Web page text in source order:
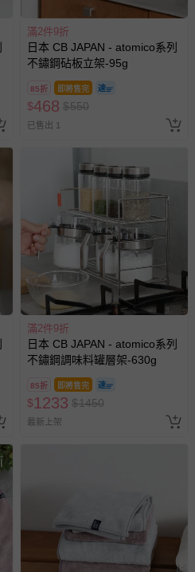
滿2件9折
日本 CB JAPAN - atomico系列
不鏽鋼砧板立架-95g
85折 即將售完
$468 $550
已售出 1
滿2件9折
日本 CB JAPAN - atomico系列
不鏽鋼調味料罐層架-630g
85折 即將售完
$1233 $1450
最新上架